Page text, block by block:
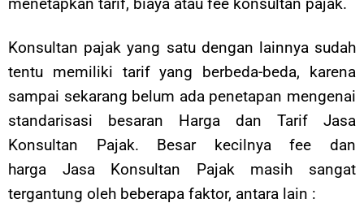
Konsultan pajak yang satu dengan lainnya sudah
tentu memiliki tarif yang berbeda-beda, karena
sampai sekarang belum ada penetapan mengenai
standarisasi besaran Harga dan Tarif Jasa
Konsultan Pajak. Besar kecilnya fee dan
harga Jasa Konsultan Pajak masih sangat
tergantung oleh beberapa faktor, antara lain :